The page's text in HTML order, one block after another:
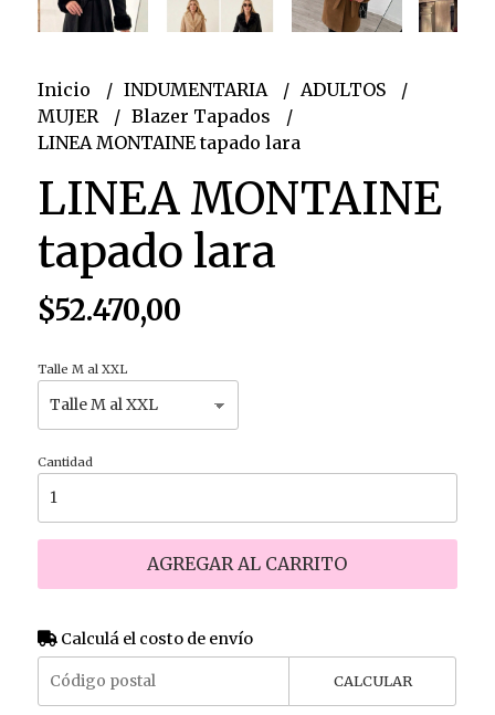
Inicio INDUMENTARIA
ADULTOS
MUJER
Blazer Tapados
LINEA MONTAINE tapado lara
LINEA MONTAINE
tapado lara
$52.470,00
Talle M al XXL
Cantidad
AGREGAR AL CARRITO
Calculá el costo de envío
CALCULAR